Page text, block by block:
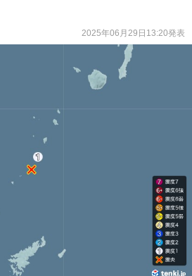
2025年06月29日13:20発表